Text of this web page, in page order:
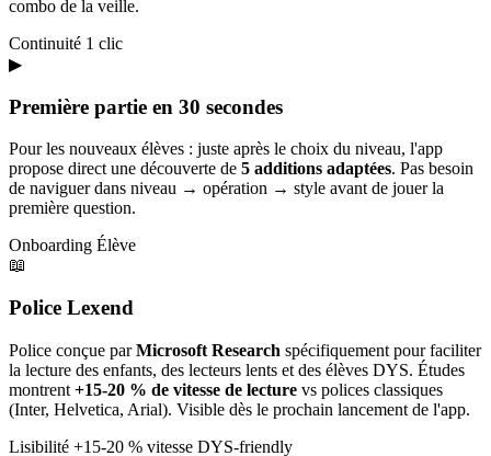
combo de la veille.
Continuité 1 clic
▶
Première partie en 30 secondes
Pour les nouveaux élèves : juste après le choix du niveau, l'app
propose direct une découverte de 5 additions adaptées. Pas besoin
de naviguer dans niveau → opération → style avant de jouer la
première question.
Onboarding Élève
📖
Police Lexend
Police conçue parMicrosoft Research spécifiquement pour faciliter
la lecture des enfants, des lecteurs lents et des élèves DYS. Études
montrent +15-20 % de vitesse de lecture vs polices classiques
(Inter, Helvetica, Arial). Visible dès le prochain lancement de l'app.
Lisibilité +15-20 % vitesse DYS-friendly